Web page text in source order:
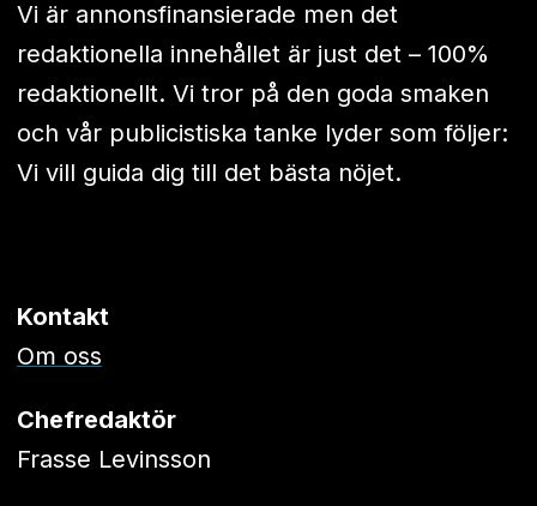
Vi är annonsfinansierade men det
redaktionella innehållet är just det – 100%
redaktionellt. Vi tror på den goda smaken
och vår publicistiska tanke lyder som följer:
Vi vill guida dig till det bästa nöjet.
Kontakt
Om oss
Chefredaktör
Frasse Levinsson